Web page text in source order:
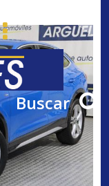
Buscar